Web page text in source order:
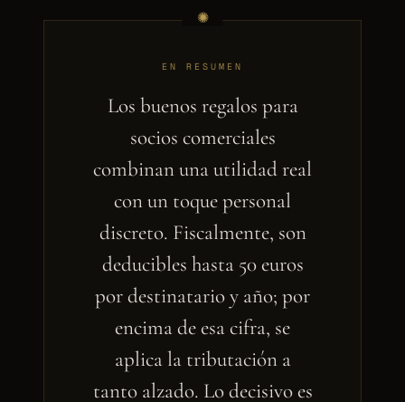
EN RESUMEN
Los buenos regalos para
socios comerciales
combinan una utilidad real
con un toque personal
discreto. Fiscalmente, son
deducibles hasta 50 euros
por destinatario y año; por
encima de esa cifra, se
aplica la tributación a
tanto alzado. Lo decisivo es